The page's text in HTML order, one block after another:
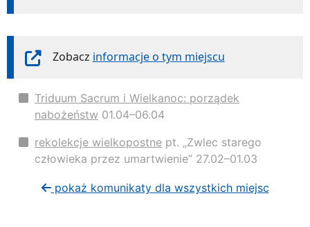
Zobacz informacje o tym miejscu
Triduum Sacrum i Wielkanoc: porządek
nabożeństw 01.04–06.04
rekolekcje wielkopostne pt. „Zwlec starego
człowieka przez umartwienie” 27.02–01.03
pokaż komunikaty dla wszystkich miejsc